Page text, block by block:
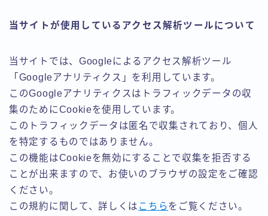
当サイトが使用しているアクセス解析ツールについて
当サイトでは、Googleによるアクセス解析ツール
「Googleアナリティクス」を利用しています。
このGoogleアナリティクスはトラフィックデータの収
集のためにCookieを使用しています。
このトラフィックデータは匿名で収集されており、個人
を特定するものではありません。
この機能はCookieを無効にすることで収集を拒否する
ことが出来ますので、お使いのブラウザの設定をご確認
ください。
この規約に関して、詳しくは こちらをご覧ください。